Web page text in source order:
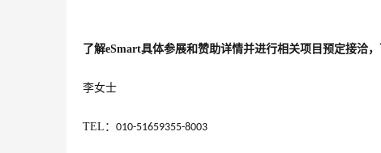
了解eSmart具体参展和赞助详情并进行相关项目预定接洽
李女士
TEL ： 010-51659355-8003